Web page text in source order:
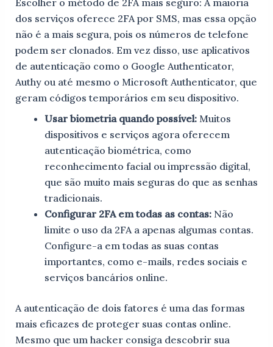
Escolher o método de 2FA mais seguro: A maioria
dos serviços oferece 2FA por SMS, mas essa opção
não é a mais segura, pois os números de telefone
podem ser clonados. Em vez disso, use aplicativos
de autenticação como o Google Authenticator,
Authy ou até mesmo o Microsoft Authenticator, que
geram códigos temporários em seu dispositivo.
Usar biometria quando possível:Muitos
dispositivos e serviços agora oferecem
autenticação biométrica, como
reconhecimento facial ou impressão digital,
que são muito mais seguras do que as senhas
tradicionais.
Configurar 2FA em todas as contas:Não
limite o uso da 2FA a apenas algumas contas.
Configure-a em todas as suas contas
importantes, como e-mails, redes sociais e
serviços bancários online.
A autenticação de dois fatores é uma das formas
mais eficazes de proteger suas contas online.
Mesmo que um hacker consiga descobrir sua